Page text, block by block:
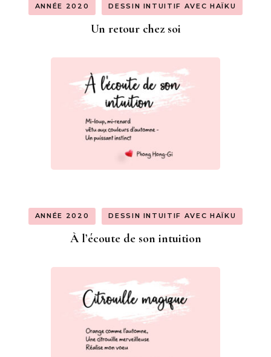
ANNÉE 2020 DESSIN INTUITIF AVEC HAÏKU
Un retour chez soi
ANNÉE 2020 DESSIN INTUITIF AVEC HAÏKU
À l’écoute de son intuition